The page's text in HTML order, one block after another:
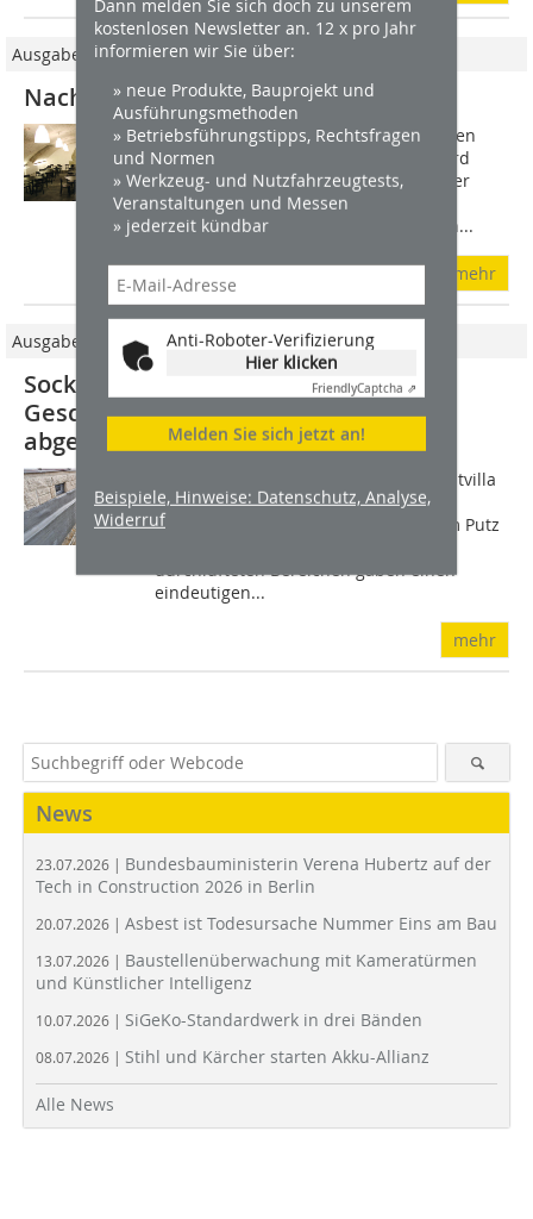
Dann melden Sie sich doch zu unserem
kostenlosen Newsletter an. 12 x pro Jahr
informieren wir Sie über:
» neue Produkte, Bauprojekt und
Ausführungsmethoden
» Betriebsführungstipps, Rechtsfragen
und Normen
» Werkzeug- und Nutzfahrzeugtests,
Veranstaltungen und Messen
» jederzeit kündbar
Anti-Roboter-Verifizierung
Hier klicken
FriendlyCaptcha ⇗
Melden Sie sich jetzt an!
Beispiele, Hinweise: Datenschutz, Analyse,
Widerruf
Ausgabe 7-8/2023
Nachhaltige Kellersanierung
Feuchte Wände von Wohnräumen fallen
heute eher auf als früher, denn es wird
nicht mehr so stark geheizt, die Fenster
sind dichter, es kommt zu geringerem
Luftaustausch und damit zur höheren...
mehr
Ausgabe 06/2017
Sockel und Keller der IG Metall-
Geschäftsstelle in Münchberg
abgedichtet
Die Schäden im Keller der Gründerzeitvilla
waren unübersehbar. Feuchte und
salzbelastete Wände mit schadhaftem Putz
durchlüfteten Bereichen gaben einen
eindeutigen...
mehr
News
23.07.2026 | Bundesbauministerin Verena Hubertz auf der
Tech in Construction 2026 in Berlin
20.07.2026 | Asbest ist Todesursache Nummer Eins am Bau
13.07.2026 | Baustellenüberwachung mit Kameratürmen
und Künstlicher Intelligenz
10.07.2026 | SiGeKo-Standardwerk in drei Bänden
08.07.2026 | Stihl und Kärcher starten Akku-Allianz
Alle News